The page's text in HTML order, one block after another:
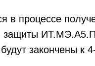
в процессе
защиты
закончены к